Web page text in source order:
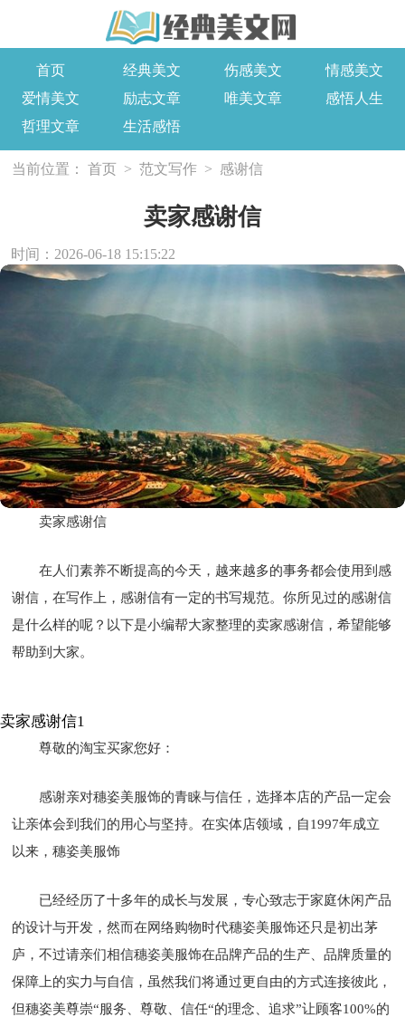
首页 经典美文 伤感美文
情感美文
爱情美文
励志文章 唯美文章
感悟人生
哲理文章
生活感悟
当前位置： 首页 > 范文写作 > 感谢信
卖家感谢信
时间：2026-06-18 15:15:22
卖家感谢信
在人们素养不断提高的今天，越来越多的事务都会使用到感
谢信，在写作上，感谢信有一定的书写规范。你所见过的感谢信
是什么样的呢？以下是小编帮大家整理的卖家感谢信，希望能够
帮助到大家。
卖家感谢信1
尊敬的淘宝买家您好：
感谢亲对穗姿美服饰的青睐与信任，选择本店的产品一定会
让亲体会到我们的用心与坚持。在实体店领域，自1997年成立
以来，穗姿美服饰
已经经历了十多年的成长与发展，专心致志于家庭休闲产品
的设计与开发，然而在网络购物时代穗姿美服饰还只是初出茅
庐，不过请亲们相信穗姿美服饰在品牌产品的生产、品牌质量的
保障上的实力与自信，虽然我们将通过更自由的方式连接彼此，
但穗姿美尊崇“服务、尊敬、信任“的理念、追求”让顾客100%的